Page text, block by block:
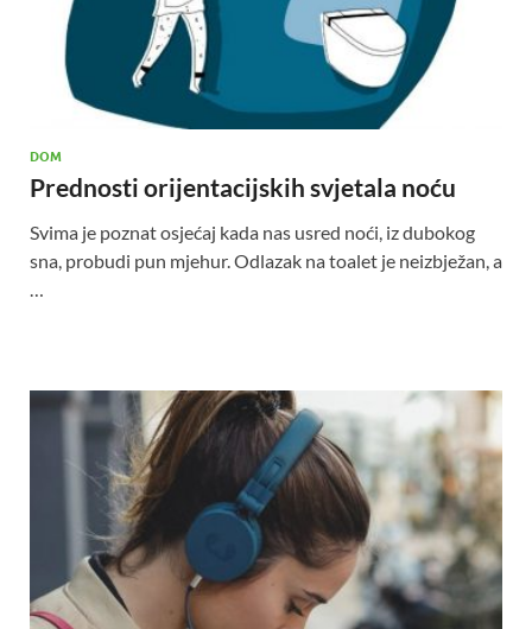
DOM
Prednosti orijentacijskih svjetala noću
Svima je poznat osjećaj kada nas usred noći, iz dubokog
sna, probudi pun mjehur. Odlazak na toalet je neizbježan, a
…